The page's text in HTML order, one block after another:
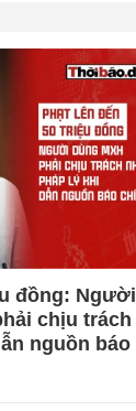
đồng: Người
chịu trách
nguồn báo